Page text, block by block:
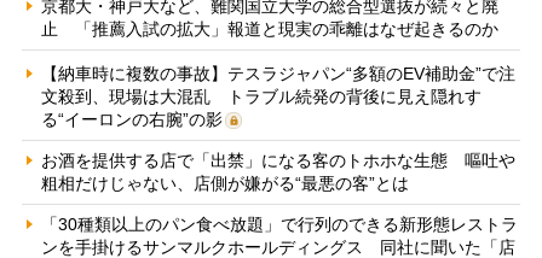
京都大・神戸大など、難関国立大学の総合型選抜が続々と廃
止 「推薦入試の拡大」報道と現実の乖離はなぜ起きるのか
【納車時に複数の事故】テスラジャパン“多額のEV補助金”で注
文殺到、現場は大混乱 トラブル続発の背後に見え隠れす
る“イーロンの右腕”の影
お酒を提供する店で「出禁」になる客のトホホな生態 嘔吐や
粗相だけじゃない、店側が嫌がる“最悪の客”とは
「30種類以上のパン食べ放題」で行列のできる新形態レストラ
ンを手掛けるサンマルクホールディングス 同社に聞いた「店